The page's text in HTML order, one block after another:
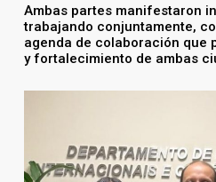
Ambas partes manifestaron
trabajando conjuntamente,
agenda de colaboración que
y fortalecimiento de ambas